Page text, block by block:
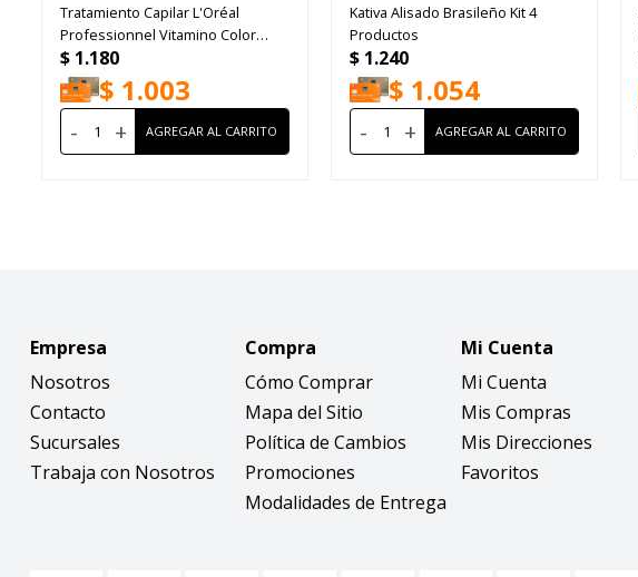
Tratamiento Capilar L'Oréal
Professionnel Vitamino Color
Spectrum Refill 240ml
$ 1.180
$ 1.003
- +
Kativa Alisado Brasileño Kit 4
Productos
$ 1.240
$ 1.054
- +
Empresa
Nosotros
Contacto
Sucursales
Trabaja con Nosotros
Compra
Cómo Comprar
Mapa del Sitio
Política de Cambios
Promociones
Modalidades de Entrega
Mi Cuenta
Mi Cuenta
Mis Compras
Mis Direcciones
Favoritos